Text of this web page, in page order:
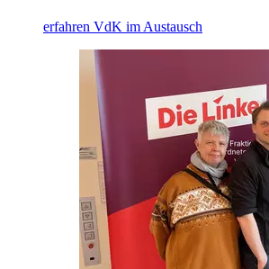
erfahren VdK im Austausch